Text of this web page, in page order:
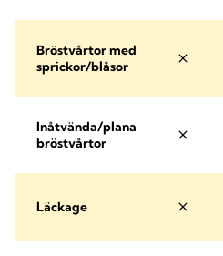
Bröstvårtor med
sprickor/blåsor
Inåtvända/plana
bröstvårtor
Läckage